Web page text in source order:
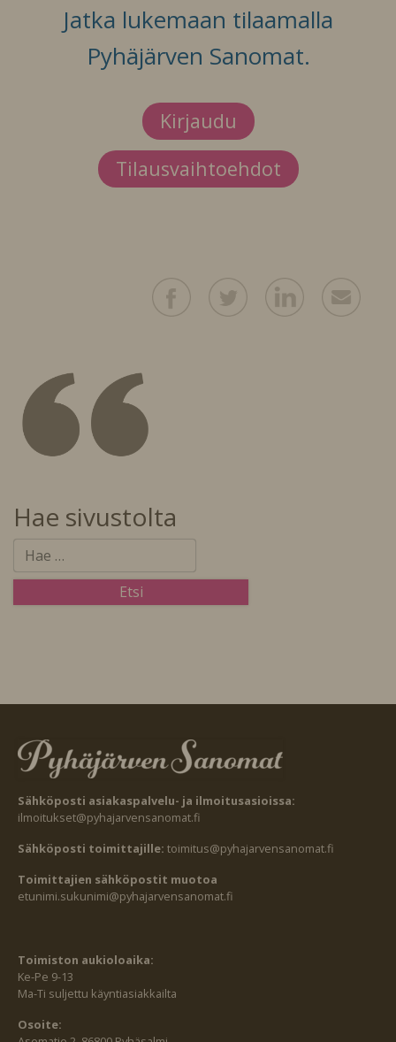
Jatka lukemaan tilaamalla
Pyhäjärven Sanomat.
Kirjaudu
Tilausvaihtoehdot
Hae sivustolta
Sähköposti asiakaspalvelu- ja ilmoitusasioissa:
ilmoitukset@pyhajarvensanomat.fi
Sähköposti toimittajille: toimitus@pyhajarvensanomat.fi
Toimittajien sähköpostit muotoa
etunimi.sukunimi@pyhajarvensanomat.fi
Toimiston aukioloaika:
Ke-Pe 9-13
Ma-Ti suljettu käyntiasiakkailta
Osoite: